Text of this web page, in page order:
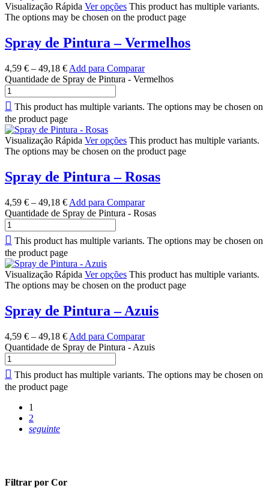
Visualização Rápida Ver opções This product has multiple variants.
The options may be chosen on the product page
Spray de Pintura – Vermelhos
4,59 € – 49,18 € Add para Comparar
Quantidade de Spray de Pintura - Vermelhos
This product has multiple variants. The options may be chosen on
the product page
Visualização Rápida Ver opções This product has multiple variants.
The options may be chosen on the product page
Spray de Pintura – Rosas
4,59 € – 49,18 € Add para Comparar
Quantidade de Spray de Pintura - Rosas
This product has multiple variants. The options may be chosen on
the product page
Visualização Rápida Ver opções This product has multiple variants.
The options may be chosen on the product page
Spray de Pintura – Azuis
4,59 € – 49,18 € Add para Comparar
Quantidade de Spray de Pintura - Azuis
This product has multiple variants. The options may be chosen on
the product page
1
2
seguinte
Filtrar por Cor